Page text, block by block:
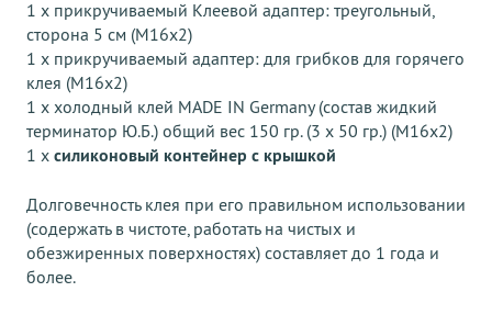
1 x прикручиваемый Клеевой адаптер: треугольный,
сторона 5 см (M16x2)
1 x прикручиваемый адаптер: для грибков для горячего
клея (M16x2)
1 x холодный клей MADE IN Germany (состав жидкий
терминатор Ю.Б.) общий вес 150 гр. (3 x 50 гр.) (M16x2)
1 x силиконовый контейнер с крышкой
Долговечность клея при его правильном использовании
(содержать в чистоте, работать на чистых и
обезжиренных поверхностях) составляет до 1 года и
более.